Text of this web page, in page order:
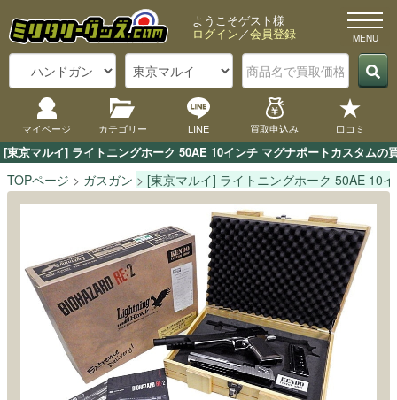
[東京マルイ] ライトニングホーク 50AE 10インチ マグナポートカスタム
ようこそゲスト様
ログイン／会員登録
マイページ カテゴリー LINE 買取申込み 口コミ
TOPページ ガスガン [東京マルイ] ライトニングホーク 50AE 10